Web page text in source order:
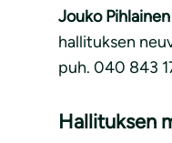
Jouko Pihlainen
hallituksen
puh. 040 843
Hallituksen